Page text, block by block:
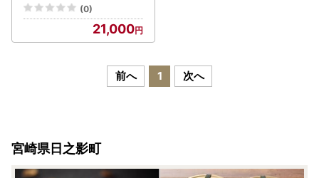
(0)
21,000
前へ 1 次へ
宮崎県日之影町